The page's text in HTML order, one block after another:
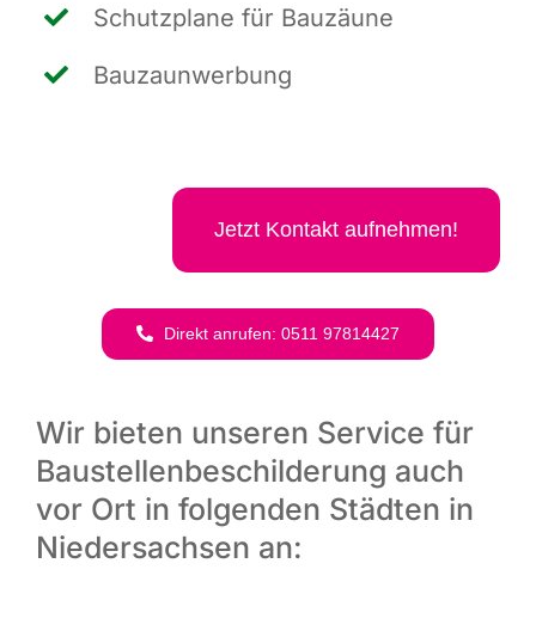
Schutz­pla­ne für Bauzäune
Bau­zaun­wer­bung
Jetzt Kon­takt aufnehmen!
Direkt anru­fen: 0511 97814427
Wir bieten unseren Service für
Baustellenbeschilderung auch
vor Ort in folgenden Städten in
Niedersachsen an: